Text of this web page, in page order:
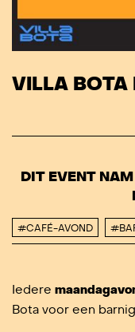
VILLA BOTA
DIT EVENT
#CAFÉ-AVOND
Iedere
Bota voor een